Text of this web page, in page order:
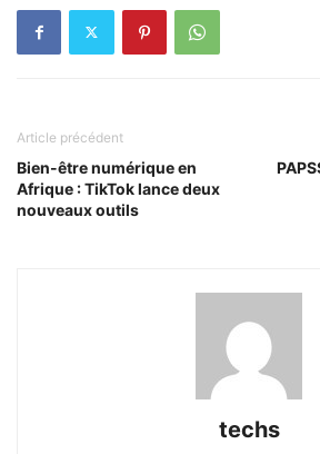
Article précédent
Bien-être numérique en
Afrique : TikTok lance deux
nouveaux outils
techs